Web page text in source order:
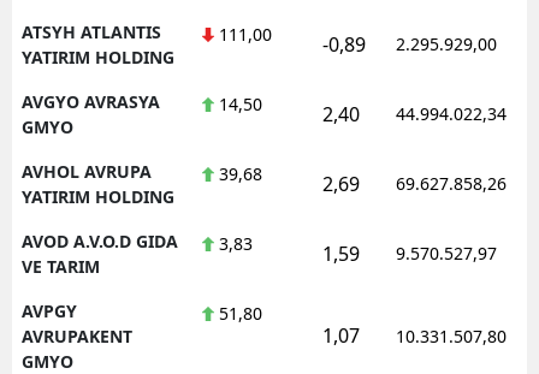
ATSYH ATLANTIS
YATIRIM HOLDING
111,00 -0,89 2.295.929,00
AVGYO AVRASYA
GMYO
14,50 2,40 44.994.022,34
AVHOL AVRUPA
YATIRIM HOLDING
39,68 2,69 69.627.858,26
AVOD A.V.O.D GIDA
VE TARIM
3,83 1,59 9.570.527,97
AVPGY
AVRUPAKENT
GMYO
51,80
1,07 10.331.507,80